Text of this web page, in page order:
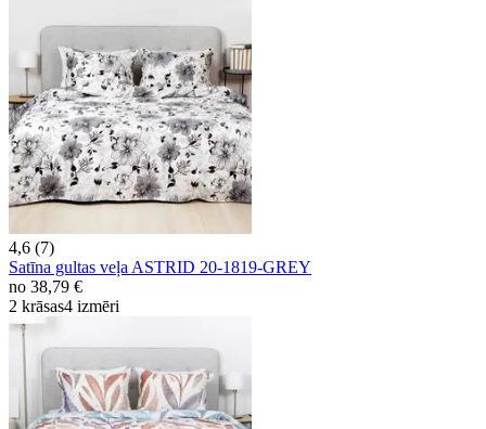
4,6 (7)
Satīna gultas veļa ASTRID 20-1819-GREY
no 38,79 €
2 krāsas4 izmēri